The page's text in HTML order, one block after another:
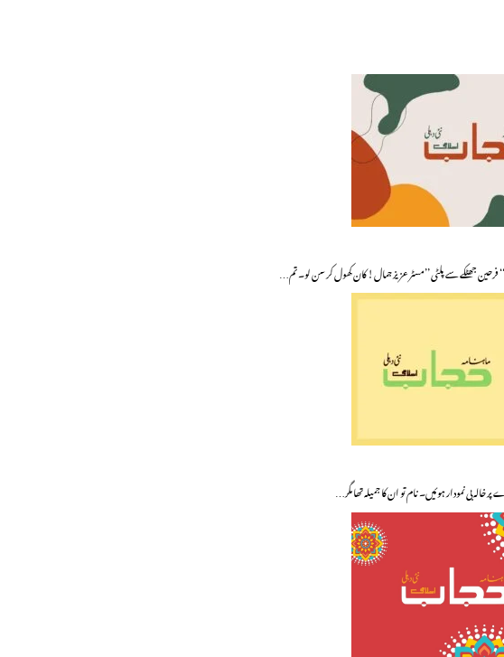
جھٹکے سے پلٹی ’’مسٹر عزیز جمال! کان کھول کر سن لو۔ تم…
خالہ بی نمودار ہوئیں۔ نام تو ان کا جمیلہ تھا مگر…